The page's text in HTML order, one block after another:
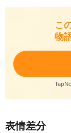
こ
物
表情差分